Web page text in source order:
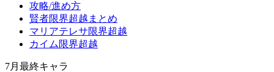
攻略/進め方
賢者限界超越まとめ
マリアテレサ限界超越
カイム限界超越
7月最終キャラ